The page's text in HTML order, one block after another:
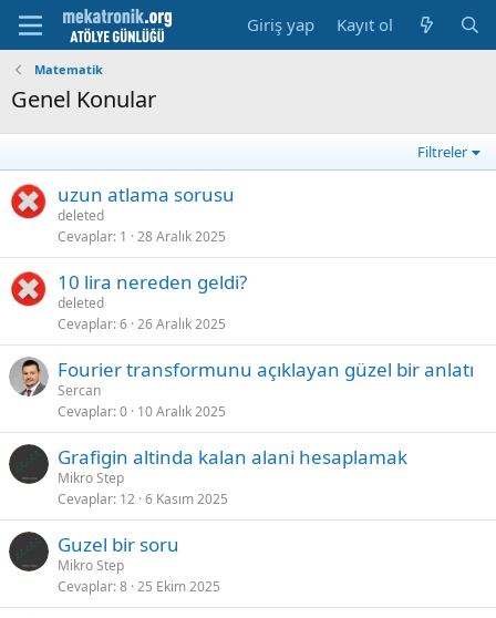
Giriş yap Kayıt ol
Matematik
Genel Konular
Filtreler
uzun atlama sorusu
deleted
Cevaplar 1 28 Aralık 2025
10 lira nereden geldi?
deleted
Cevaplar 6 26 Aralık 2025
Fourier transformunu açıklayan güzel bir anlatı
Sercan
Cevaplar 0 10 Aralık 2025
Grafigin altinda kalan alani hesaplamak
Mikro Step
Cevaplar 12 6 Kasım 2025
Guzel bir soru
Mikro Step
Cevaplar 8 25 Ekim 2025